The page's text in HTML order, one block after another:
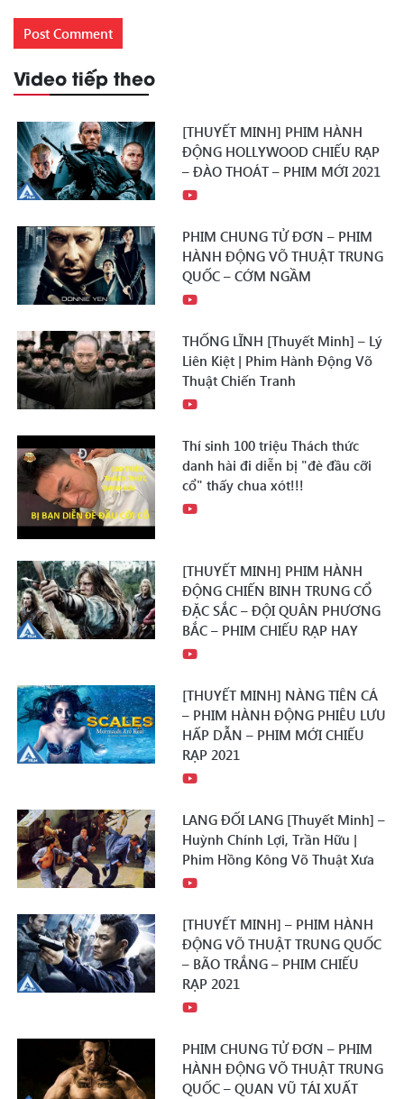
Video tiếp theo
[THUYẾT MINH] PHIM HÀNH
ĐỘNG HOLLYWOOD CHIẾU RẠP
– ĐÀO THOÁT – PHIM MỚI 2021
PHIM CHUNG TỬ ĐƠN – PHIM
HÀNH ĐỘNG VÕ THUẬT TRUNG
QUỐC – CỚM NGẦM
THỐNG LĨNH [Thuyết Minh] – Lý
Liên Kiệt | Phim Hành Động Võ
Thuật Chiến Tranh
Thí sinh 100 triệu Thách thức
danh hài đi diễn bị "đè đầu cỡi
cổ" thấy chua xót!!!
[THUYẾT MINH] PHIM HÀNH
ĐỘNG CHIẾN BINH TRUNG CỔ
ĐẶC SẮC – ĐỘI QUÂN PHƯƠNG
BẮC – PHIM CHIẾU RẠP HAY
[THUYẾT MINH] NÀNG TIÊN CÁ
– PHIM HÀNH ĐỘNG PHIÊU LƯU
HẤP DẪN – PHIM MỚI CHIẾU
RẠP 2021
LANG ĐỐI LANG [Thuyết Minh] –
Huỳnh Chính Lợi, Trần Hữu |
Phim Hồng Kông Võ Thuật Xưa
[THUYẾT MINH] – PHIM HÀNH
ĐỘNG VÕ THUẬT TRUNG QUỐC
– BÃO TRẮNG – PHIM CHIẾU
RẠP 2021
PHIM CHUNG TỬ ĐƠN – PHIM
HÀNH ĐỘNG VÕ THUẬT TRUNG
QUỐC – QUAN VŨ TÁI XUẤT